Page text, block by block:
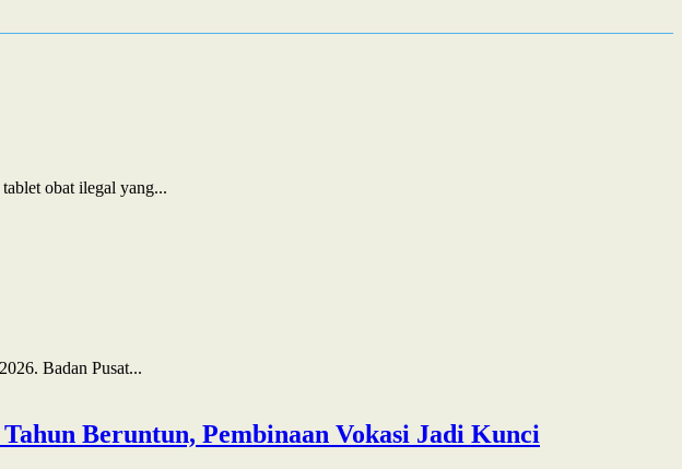
obat ilegal yang...
Badan Pusat...
Beruntun, Pembinaan Vokasi Jadi Kunci